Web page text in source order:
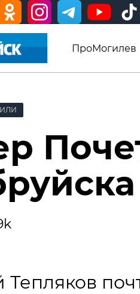
ПроМогилев
Видео ВБ
Тепляков